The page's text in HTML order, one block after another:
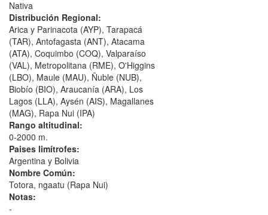
Nativa
Distribución Regional:
Arica y Parinacota (AYP), Tarapacá
(TAR), Antofagasta (ANT), Atacama
(ATA), Coquimbo (COQ), Valparaíso
(VAL), Metropolitana (RME), O'Higgins
(LBO), Maule (MAU), Ñuble (NUB),
Biobío (BIO), Araucanía (ARA), Los
Lagos (LLA), Aysén (AIS), Magallanes
(MAG), Rapa Nui (IPA)
Rango altitudinal:
0-2000 m.
Paises limítrofes:
Argentina y Bolivia
Nombre Común:
Totora, ngaatu (Rapa Nui)
Notas:
-